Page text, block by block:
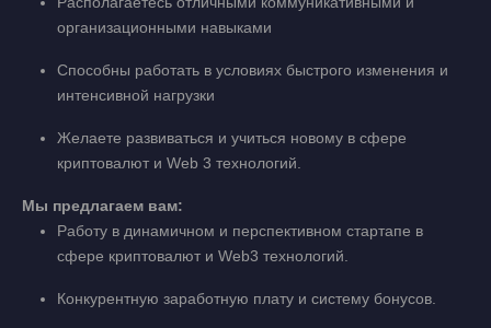
организационными навыками
Способны работать в условиях быстрого изменения и
интенсивной нагрузки
Желаете развиваться и учиться новому в сфере
криптовалют и Web 3 технологий.
Мы предлагаем вам:
Работу в динамичном и перспективном стартапе в
сфере криптовалют и Web3 технологий.
Конкурентную заработную плату и систему бонусов.